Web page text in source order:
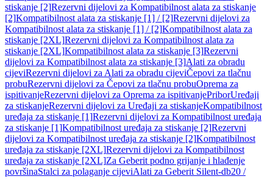
stiskanje [2]Rezervni dijelovi za Kompatibilnost alata za stiskanje
[2]Kompatibilnost alata za stiskanje [1] / [2]Rezervni dijelovi za
Kompatibilnost alata za stiskanje [1] / [2]Kompatibilnost alata za
stiskanje [2XL]Rezervni dijelovi za Kompatibilnost alata za
stiskanje [2XL]Kompatibilnost alata za stiskanje [3]Rezervni
dijelovi za Kompatibilnost alata za stiskanje [3]Alati za obradu
cijeviRezervni dijelovi za Alati za obradu cijeviČepovi za tlačnu
probuRezervni dijelovi za Čepovi za tlačnu probuOprema za
ispitivanjeRezervni dijelovi za Oprema za ispitivanjePriborUređaji
za stiskanjeRezervni dijelovi za Uređaji za stiskanjeKompatibilnost
uređaja za stiskanje [1]Rezervni dijelovi za Kompatibilnost uređaja
za stiskanje [1]Kompatibilnost uređaja za stiskanje [2]Rezervni
dijelovi za Kompatibilnost uređaja za stiskanje [2]Kompatibilnost
uređaja za stiskanje [2XL]Rezervni dijelovi za Kompatibilnost
uređaja za stiskanje [2XL]Za Geberit podno grijanje i hlađenje
površinaStalci za polaganje cijeviAlati za Geberit Silent-db20 /